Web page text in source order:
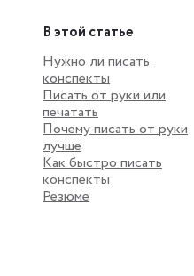
В этой статье
Нужно ли писать
конспекты
Писать от руки или
печатать
Почему писать от руки
лучше
Как быстро писать
конспекты
Резюме